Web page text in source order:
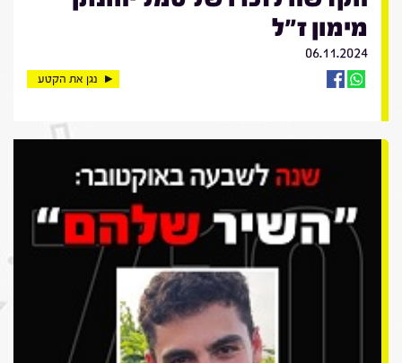
מימון ז"ל
06.11.2024
נגן את הקטע